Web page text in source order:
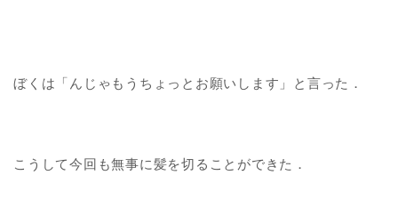
ぼくは「んじゃもうちょっとお願いします」と言った．
こうして今回も無事に髪を切ることができた．